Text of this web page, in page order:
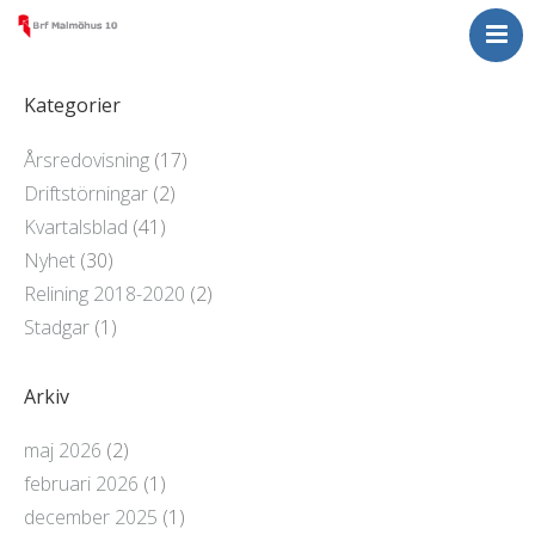
För medlemmar
Om Malmöhus 10
Kontakta oss
Kategorier
Årsredovisning (17)
Driftstörningar (2)
Kvartalsblad (41)
Nyhet (30)
Relining 2018-2020 (2)
Stadgar (1)
Arkiv
maj 2026 (2)
februari 2026 (1)
december 2025 (1)